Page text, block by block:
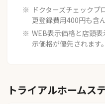
ドクターズチェック
更登録費用400円も含
WEB表示価格と店頭
示価格が優先されます。
トライアルホームス